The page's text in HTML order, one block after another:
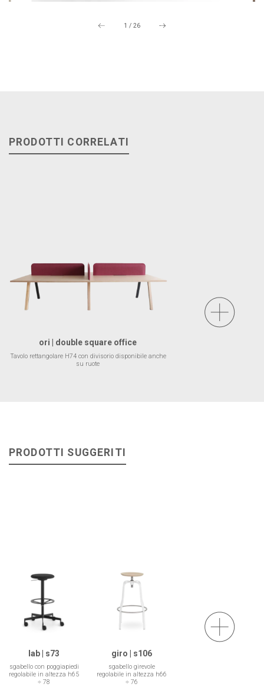
1 / 26
PRODOTTI CORRELATI
ori | double square office
Tavolo rettangolare H74 con divisorio disponibile anche
su ruote
PRODOTTI SUGGERITI
lab | s73
sgabello con poggiapiedi
regolabile in altezza h65
÷ 78
giro | s106
sgabello girevole
regolabile in altezza h66
÷ 76